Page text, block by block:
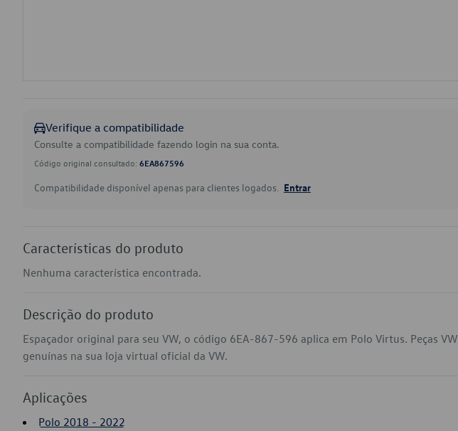
Verifique a compatibilidade
Consulte a compatibilidade fazendo login na sua conta.
Código original consultado: 6EA867596
Compatibilidade disponível apenas para clientes logados. Entrar
Características do produto
Nenhuma característica encontrada.
Descrição do produto
Espaçador original para seu VW, o código 6EA-867-596 aplica em Polo Virtus. Peças VW
genuínas na sua loja virtual oficial da VW.
Aplicações
Polo 2018 - 2022